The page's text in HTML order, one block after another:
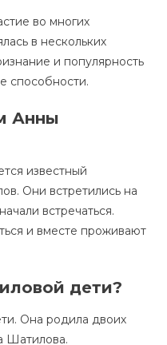
во многих
в нескольких
и популярность
способности.
Анны
известный
Они встретились на
встречаться.
и вместе проживают
дети?
Она родила двоих
Шатилова.